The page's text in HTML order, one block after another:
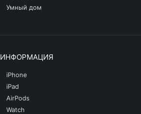
Умный дом
ИНФОРМАЦИЯ
iPhone
iPad
AirPods
Watch